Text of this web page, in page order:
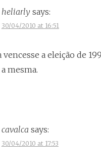
heliarly says:
30/04/2010 at 16:51
vencesse a eleição de
mesma.
cavalca says:
30/04/2010 at 17:53